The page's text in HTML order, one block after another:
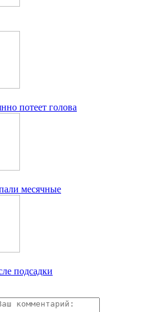
потеет голова
месячные
подсадки